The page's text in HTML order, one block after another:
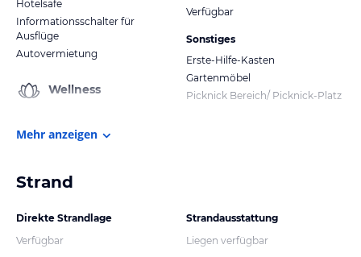
Hotelsafe
Informationsschalter für
Ausflüge
Autovermietung
Wellness
Verfügbar
Sonstiges
Erste-Hilfe-Kasten
Gartenmöbel
Picknick Bereich/ Picknick-Platz
Mehr anzeigen
Strand
Direkte Strandlage
Verfügbar
Strandausstattung
Liegen verfügbar